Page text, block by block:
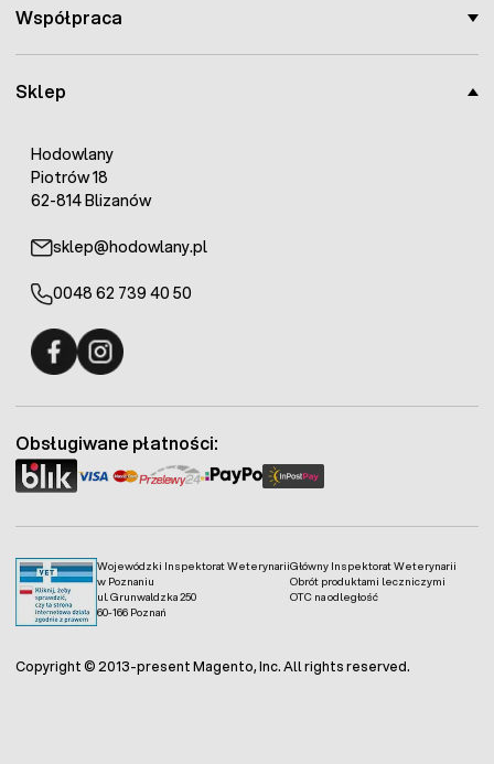
Sklep
Hodowlany
Piotrów 18
62-814 Blizanów
sklep@hodowlany.pl
0048 62 739 40 50
Współpraca
Wojewódzki Inspektorat Weterynarii
w Poznaniu
ul. Grunwaldzka 250
60-166 Poznań
Główny Inspektorat Weterynarii
Obrót produktami leczniczymi
OTC na odległość
Obsługiwane płatności:
Copyright © 2013-present Magento, Inc. All rights reserved.